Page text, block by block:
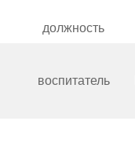
должность
воспитатель